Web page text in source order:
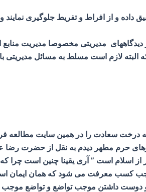
مدیریتی مخصوصا مدیریت
البته لازم است مسلط به مسائل مدیریتی
درخت سعادت را در همین سایت مطالعه
حرم مطهر دیدم به نقل از حضرت رضا
از اسلام است ” آری یقینا چنین است
کسب معرفت می شود که همان ایمان
داشتن موجب تواضع و تواضع موجب